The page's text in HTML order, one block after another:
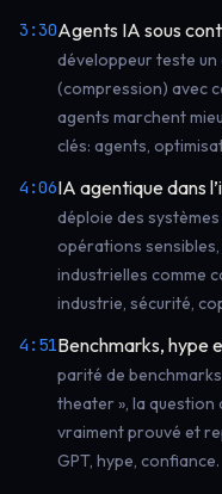
3:30Agents IA sous
développeur teste
(compression) avec
agents marchent
clés: agents,
4:06IA agentique dans
déploie des
opérations
industrielles comme
industrie, sécurité,
4:51Benchmarks, hype
parité de
theater », la question
vraiment prouvé et
GPT, hype, confiance.